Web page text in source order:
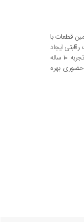
قطعات با
ایجاد
شده است که برای تحقق این هدف از تجربه ۱۰ ساله
بهره